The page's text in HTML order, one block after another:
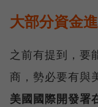
大部分資金
之前有提到，要
商，勢必要有與
美國國際開發署